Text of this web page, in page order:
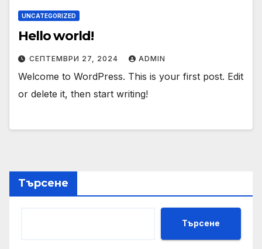
UNCATEGORIZED
Hello world!
СЕПТЕМВРИ 27, 2024 ADMIN
Welcome to WordPress. This is your first post. Edit
or delete it, then start writing!
Търсене
Търсене